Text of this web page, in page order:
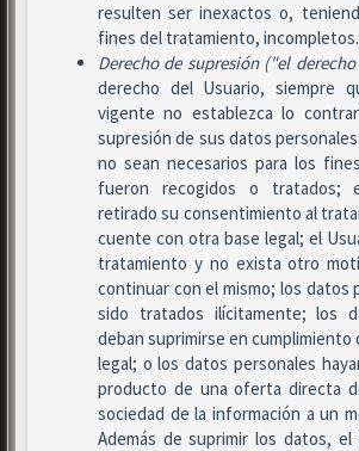
resulten ser inexactos o,
fines del tratamiento, incompletos.
Derecho de supresión ("el
derecho del Usuario, siempre
vigente no establezca lo
supresión de sus datos
no sean necesarios para los
fueron recogidos o tratados;
retirado su consentimiento al
cuente con otra base legal; el
tratamiento y no exista otro
continuar con el mismo; los datos
sido tratados ilícitamente; los
deban suprimirse en cumplimiento
legal; o los datos personales
producto de una oferta directa
sociedad de la información a un
Además de suprimir los datos, el